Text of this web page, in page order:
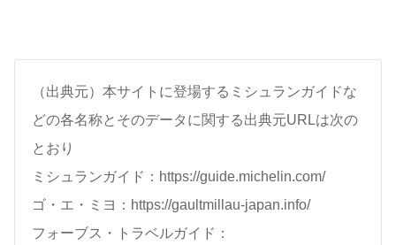
（出典元）本サイトに登場するミシュランガイドな
どの各名称とそのデータに関する出典元URLは次の
とおり
ミシュランガイド：https://guide.michelin.com/
ゴ・エ・ミヨ：https://gaultmillau-japan.info/
フォーブス・トラベルガイド：